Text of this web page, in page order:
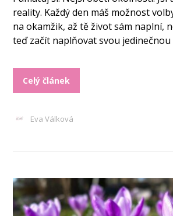
reality. Každý den máš možnost
na okamžik, až tě život sám naplní,
teď začít naplňovat svou jedinečnou
Celý článek
Eva Válková